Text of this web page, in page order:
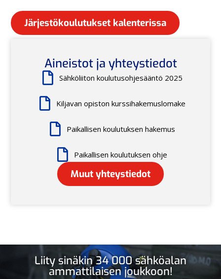
Järjestökoulutukset kalenterissa
Aineistot ja yhteystiedot
Sähköliiton koulutusohjesääntö 2025
Kiljavan opiston kurssihakemuslomake
Paikallisen koulutuksen hakemus
Paikallisen koulutuksen ohje
Muut yhteystiedot
Liity sinäkin 34 000 sähköalan
ammattilaisen joukkoon!